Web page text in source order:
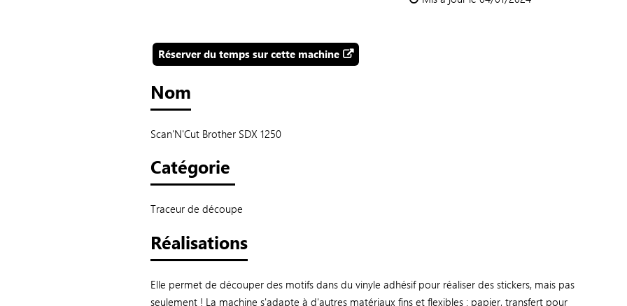
Réserver du temps sur cette machine
Nom
Scan'N'Cut Brother SDX 1250
Catégorie
Traceur de découpe
Réalisations
Elle permet de découper des motifs dans du vinyle adhésif pour réaliser des stickers, mais pas
seulement ! La machine s'adapte à d'autres matériaux fins et flexibles : papier, transfert pour